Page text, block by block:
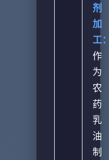
剂
加
工
作
为
农
药
乳
油
制